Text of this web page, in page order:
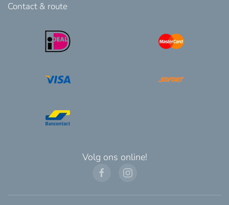
Contact & route
Volg ons online!